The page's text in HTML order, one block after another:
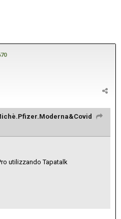
utilizzando Tapatalk